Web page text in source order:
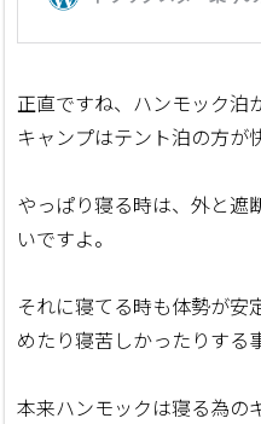
正直ですね、ハンモック泊
キャンプはテント泊の方が
やっぱり寝る時は、外と遮
いですよ。
それに寝てる時も体勢が安
めたり寝苦しかったりする
本来ハンモックは寝る為の